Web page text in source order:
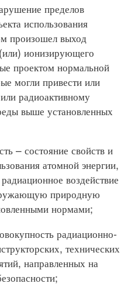
пределов
использования
произошел выход
ионизирующего
проектом нормальной
могли привести или
радиоактивному
выше установленных
– состояние свойств и
атомной энергии,
воздействие
природную
нормами;
радиационно-
технических
направленных на